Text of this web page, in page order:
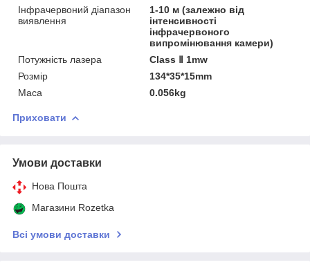
Інфрачервоний діапазон
виявлення
1-10 м (залежно від
інтенсивності
інфрачервоного
випромінювання камери)
Потужність лазера
Class Ⅱ 1mw
Розмір
134*35*15mm
Маса
0.056kg
Приховати
Умови доставки
Нова Пошта
Магазини Rozetka
Всі умови доставки